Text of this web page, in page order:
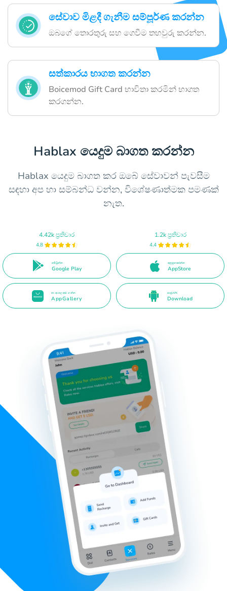
සේවාව මිළදී ගැනීම සම්පූර්ණ කරන්න
ඔබගේ තොරතුරු සහ ගෙවීම තහවුරු කරන්න.
සත්කාරය භාගත කරන්න
Boicemod Gift Card භාවිතා කරමින් භාගත
කරගන්න.
Hablax යෙදුම බාගත කරන්න
Hablax යෙදුම බාගත කර ඔබේ සේවාවන් පැවසීම
සඳහා අප හා සම්බන්ධ වන්න, විශේෂණාත්මක පමණක්
නැත.
4.42k ප්‍රතිචාර
4.8
හමිධ්‍රින්න
Google Play
1.2k ප්‍රතිචාර
4.4
අනුග්‍රහ කරන්න
AppStore
හා ආහලකම ගන්න
AppGallery
සෘජු APK
Download